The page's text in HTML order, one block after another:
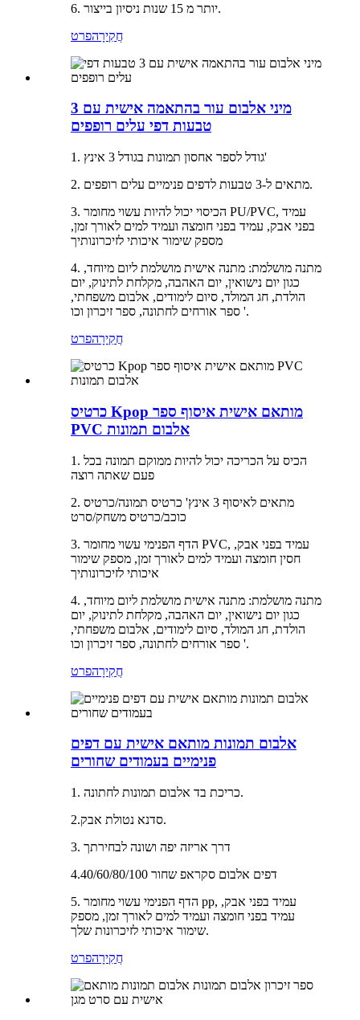
6. יותר מ 15 שנות ניסיון בייצור.
חֲקִירָהפרט
מיני אלבום עור בהתאמה אישית עם 3
טבעות דפי עלים רופפים
1. גודל לספר אחסון תמונות בגודל 3 אינץ'
2. מתאים ל-3 טבעות לדפים פנימיים עלים רופפים.
3. הכיסוי יכול להיות עשוי מחומר PU/PVC, עמיד
בפני אבק, עמיד בפני חומצה ועמיד למים לאורך זמן,
מספק שימור איכותי לזיכרונותיך
4. מתנה מושלמת: מתנה אישית מושלמת ליום מיוחד,
כגון יום נישואין, יום האהבה, מקלחת לתינוק, יום
הולדת, חג המולד, סיום לימודים, אלבום משפחתי,
ספר אורחים לחתונה, ספר זיכרון וכו '.
חֲקִירָהפרט
כרטיס Kpop מותאם אישית איסוף ספר
PVC אלבום תמונות
1. הכיס על הכריכה יכול להיות ממוקם תמונה בכל
פעם שאתה רוצה
2. מתאים לאיסוף 3 אינץ' כרטיס תמונה/כרטיס
כוכב/כרטיס משחק/סרט
3. הדף הפנימי עשוי מחומר PVC, עמיד בפני אבק,
חסין חומצה ועמיד למים לאורך זמן, מספק שימור
איכותי לזיכרונותיך
4. מתנה מושלמת: מתנה אישית מושלמת ליום מיוחד,
כגון יום נישואין, יום האהבה, מקלחת לתינוק, יום
הולדת, חג המולד, סיום לימודים, אלבום משפחתי,
ספר אורחים לחתונה, ספר זיכרון וכו '.
חֲקִירָהפרט
אלבום תמונות מותאם אישית עם דפים
פנימיים בעמודים שחורים
1. כריכת בד אלבום תמונות לחתונה.
2.סדנא נטולת אבק.
3. דרך אריזה יפה ושונה לבחירתך
4.40/60/80/100 דפים אלבום סקראפ שחור
5. הדף הפנימי עשוי מחומר pp, עמיד בפני אבק,
עמיד בפני חומצה ועמיד למים לאורך זמן, מספק
שימור איכותי לזיכרונות שלך.
חֲקִירָהפרט